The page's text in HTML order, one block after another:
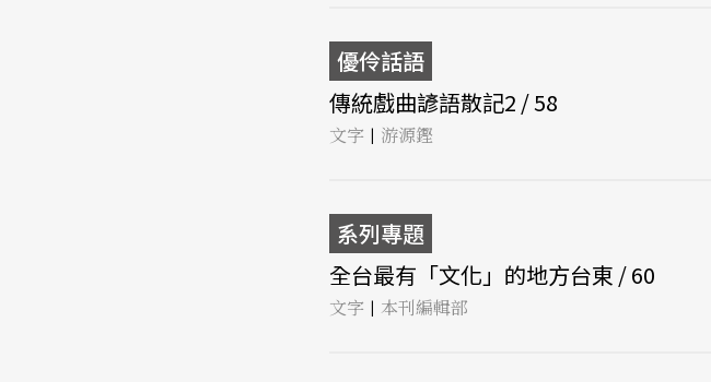
優伶話語
傳統戲曲諺語散記2 / 58
文字 | 游源鏗
系列專題
全台最有「文化」的地方台東 / 60
文字 | 本刊編輯部